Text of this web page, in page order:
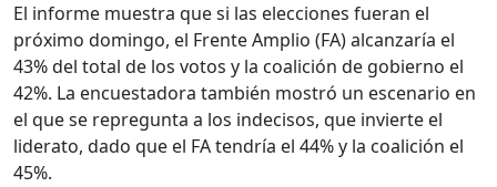
El informe muestra que si las elecciones fueran el
próximo domingo, el Frente Amplio (FA) alcanzaría el
43% del total de los votos y la coalición de gobierno el
42%. La encuestadora también mostró un escenario en
el que se repregunta a los indecisos, que invierte el
liderato, dado que el FA tendría el 44% y la coalición el
45%.